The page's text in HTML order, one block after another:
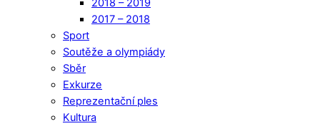
2018 – 2019
2017 – 2018
Sport
Soutěže a olympiády
Sběr
Exkurze
Reprezentační ples
Kultura